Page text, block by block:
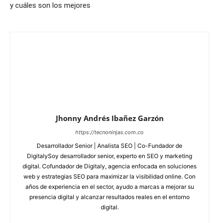
y cuáles son los mejores
Jhonny Andrés Ibañez Garzón
https://tecnoninjas.com.co
Desarrollador Senior | Analista SEO | Co-Fundador de
DigitalySoy desarrollador senior, experto en SEO y marketing
digital. Cofundador de Digitaly, agencia enfocada en soluciones
web y estrategias SEO para maximizar la visibilidad online. Con
años de experiencia en el sector, ayudo a marcas a mejorar su
presencia digital y alcanzar resultados reales en el entorno
digital.